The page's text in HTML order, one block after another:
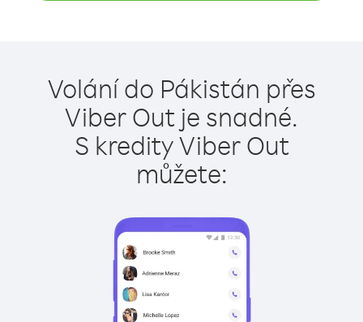
Volání do Pákistán přes
Viber Out je snadné.
S kredity Viber Out
můžete: